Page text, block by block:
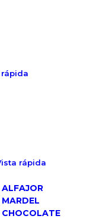
rápida
ALFAJOR
MARDEL
CHOCOLATE